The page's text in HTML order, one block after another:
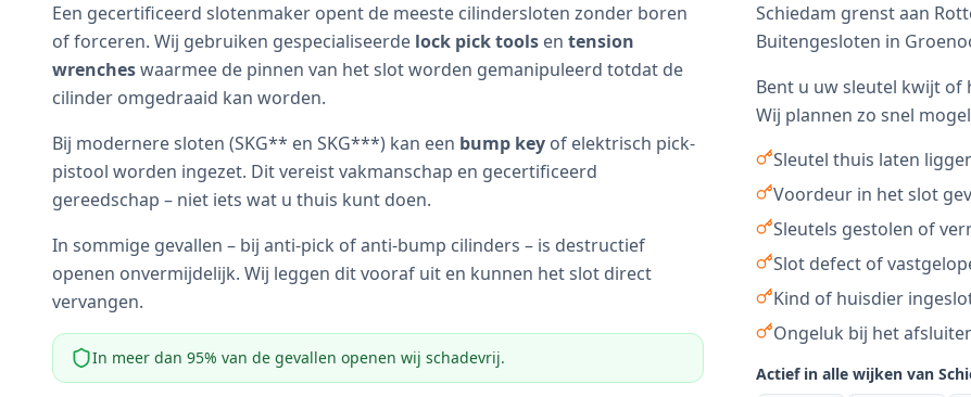
Een gecertificeerd slotenmaker opent de meeste cilindersloten zonder boren
of forceren. Wij gebruiken gespecialiseerde lock pick tools en tension
wrencheswaarmee de pinnen van het slot worden gemanipuleerd totdat de
cilinder omgedraaid kan worden.
Bij modernere sloten (SKG** en SKG***) kan een bump key of elektrisch pick-
pistool worden ingezet. Dit vereist vakmanschap en gecertificeerd
gereedschap – niet iets wat u thuis kunt doen.
In sommige gevallen – bij anti-pick of anti-bump cilinders – is destructief
openen onvermijdelijk. Wij leggen dit vooraf uit en kunnen het slot direct
vervangen.
In meer dan 95% van de gevallen openen wij schadevrij.
Schiedam grenst aan
Buitengesloten in
Bent u uw sleutel kwijt of
Wij plannen zo snel
Sleutel thuis laten
Voordeur in het slot
Sleutels gestolen of
Slot defect of
Kind of huisdier
Ongeluk bij het
Actief in alle wijken van